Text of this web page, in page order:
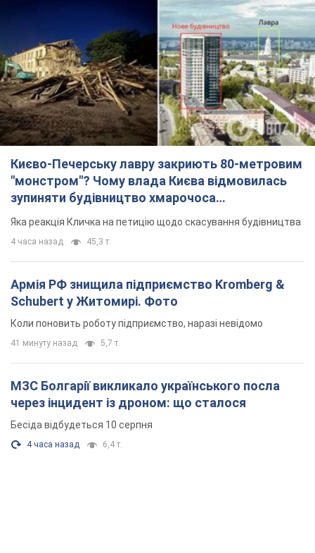
Києво-Печерську лавру закриють 80-метровим
"монстром"? Чому влада Києва відмовилась
зупиняти будівництво хмарочоса
"московського вірянина"
Яка реакція Кличка на петицію щодо скасування будівництва
4 часа назад 45,3 т.
Армія РФ знищила підприємство Kromberg &
Schubert у Житомирі. Фото
Коли поновить роботу підприємство, наразі невідомо
41 минуту назад 5,7 т.
МЗС Болгарії викликало українського посла
через інцидент із дроном: що сталося
Бесіда відбудеться 10 серпня
4 часа назад 6,4 т.